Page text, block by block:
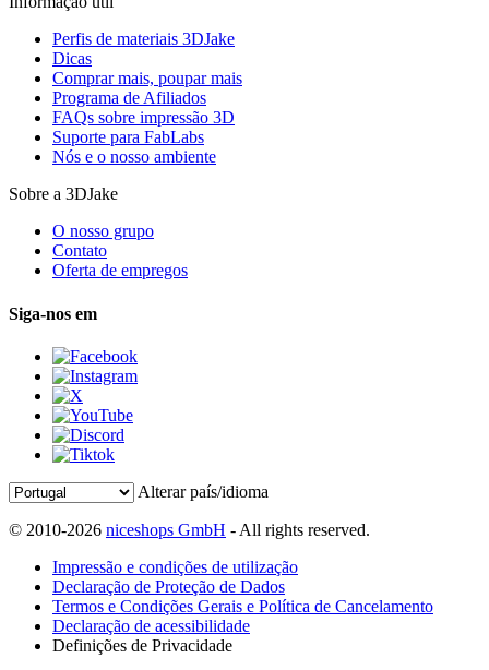
Perfis de materiais 3DJake
Dicas
Comprar mais, poupar mais
Programa de Afiliados
FAQs sobre impressão 3D
Suporte para FabLabs
Nós e o nosso ambiente
Sobre a 3DJake
O nosso grupo
Contato
Oferta de empregos
Siga-nos em
Alterar país/idioma
© 2010-2026 niceshops GmbH - All rights reserved.
Impressão e condições de utilização
Declaração de Proteção de Dados
Termos e Condições Gerais e Política de Cancelamento
Declaração de acessibilidade
Definições de Privacidade